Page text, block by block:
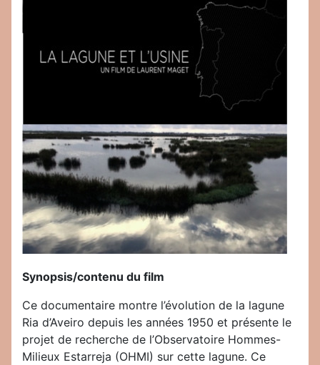
Synopsis/contenu du film
Ce documentaire montre l’évolution de la lagune
Ria d’Aveiro depuis les années 1950 et présente le
projet de recherche de l’Observatoire Hommes-
Milieux Estarreja (OHMI) sur cette lagune. Ce